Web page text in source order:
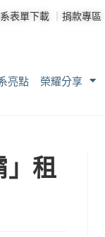
表單下載 ｜ 捐款專區
亮點 榮耀分享
」租